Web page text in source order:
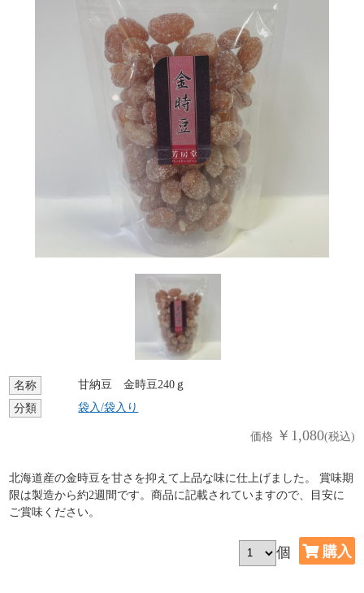
名称
甘納豆 金時豆240ｇ
分類
袋入/袋入り
価格 ￥1,080(税込)
北海道産の金時豆を甘さを抑えて上品な味に仕上げました。 賞味期
限は製造から約2週間です。商品に記載されていますので、目安に
ご賞味ください。
個